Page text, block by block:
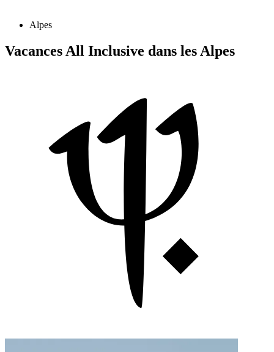
Alpes
Vacances All Inclusive dans les Alpes